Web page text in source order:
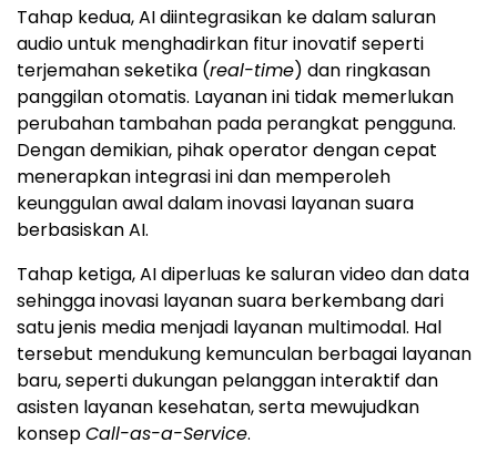
Tahap kedua, AI diintegrasikan ke dalam saluran
audio untuk menghadirkan fitur inovatif seperti
terjemahan seketika (real-time) dan ringkasan
panggilan otomatis. Layanan ini tidak memerlukan
perubahan tambahan pada perangkat pengguna.
Dengan demikian, pihak operator dengan cepat
menerapkan integrasi ini dan memperoleh
keunggulan awal dalam inovasi layanan suara
berbasiskan AI.
Tahap ketiga, AI diperluas ke saluran video dan data
sehingga inovasi layanan suara berkembang dari
satu jenis media menjadi layanan multimodal. Hal
tersebut mendukung kemunculan berbagai layanan
baru, seperti dukungan pelanggan interaktif dan
asisten layanan kesehatan, serta mewujudkan
konsepCall-as-a-Service.